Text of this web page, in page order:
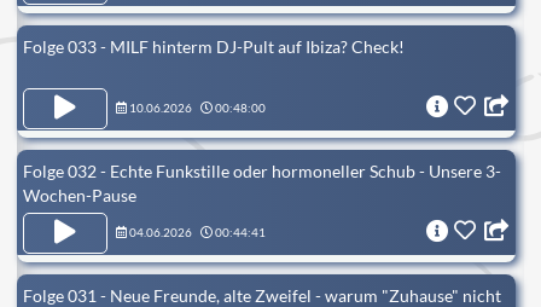
Folge 033 - MILF hinterm DJ-Pult auf Ibiza? Check!
10.06.2026 00:48:00
Folge 032 - Echte Funkstille oder hormoneller Schub - Unsere 3-
Wochen-Pause
04.06.2026 00:44:41
Folge 031 - Neue Freunde, alte Zweifel - warum "Zuhause" nicht